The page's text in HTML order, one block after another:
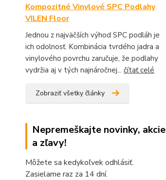
Kompozitné Vinylové SPC Podlahy
VILEN Floor
Jednou z najväčších výhod SPC podláh je
ich odolnosť. Kombinácia tvrdého jadra a
vinylového povrchu zaručuje, že podlahy
vydržia aj v tých najnáročnej... čítať celé
Zobraziť všetky články
Nepremeškajte novinky, akcie
a zľavy!
Môžete sa kedykoľvek odhlásiť.
Zasielame raz za 14 dní.